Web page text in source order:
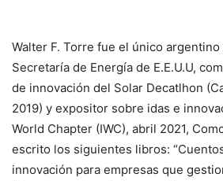
Walter F. Torre fue el único
Secretaría de Energía de E.E.U.U,
de innovación del Solar Decatlhon
2019) y expositor sobre idas e
World Chapter (IWC), abril 2021,
escrito los siguientes libros:
innovación para empresas que